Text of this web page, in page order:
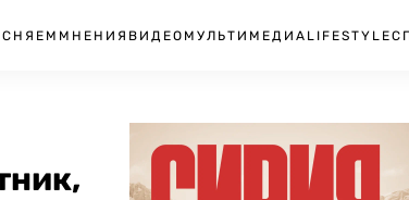
МНЕНИЯ ВИДЕО МУЛЬТИМЕДИА LIFESTYLE